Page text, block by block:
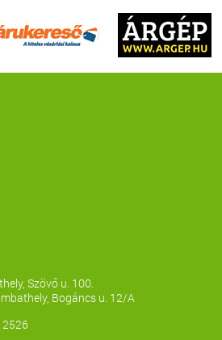
Szövő u. 100.
Bogáncs u. 12/A
2526